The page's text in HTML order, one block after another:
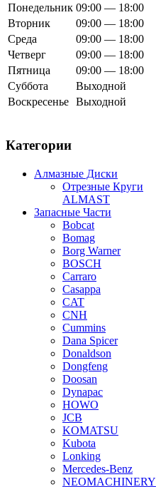
Понедельник 09:00 — 18:00
Вторник
09:00 — 18:00
Среда
09:00 — 18:00
Четверг
09:00 — 18:00
Пятница
09:00 — 18:00
Суббота
Выходной
Воскресенье Выходной
Категории
Алмазные Диски
Отрезные Круги
ALMAST
Запасные Части
Bobcat
Bomag
Borg Warner
BOSCH
Carraro
Casappa
CAT
CNH
Cummins
Dana Spicer
Donaldson
Dongfeng
Doosan
Dynapac
HOWO
JCB
KOMATSU
Kubota
Lonking
Mercedes-Benz
NEOMACHINERY